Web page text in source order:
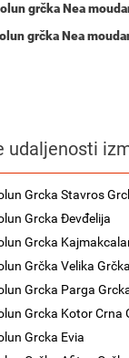
grčka Nea
grčka Nea
udaljenosti
Grcka Stavros
Grcka Đevđelija
Grcka
Grčka Velika Grčka
Grcka Parga
Grcka Kotor Crna
Grcka Evia